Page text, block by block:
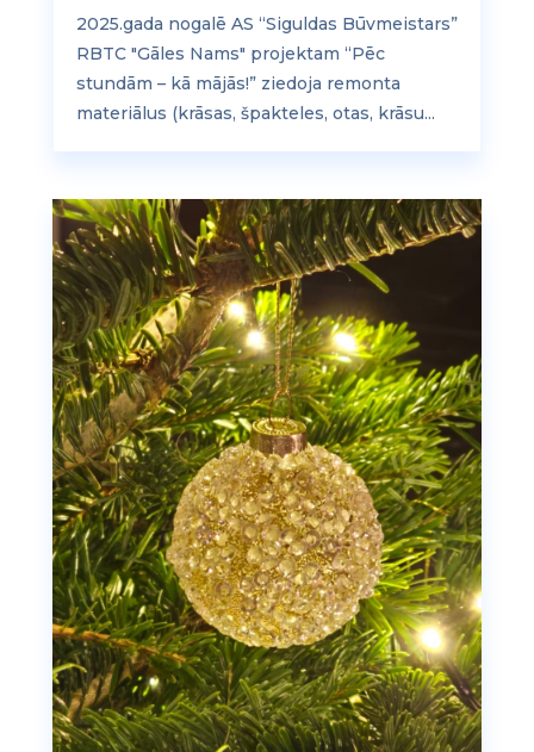
2025.gada nogalē AS “Siguldas Būvmeistars”
RBTC "Gāles Nams" projektam “Pēc
stundām – kā mājās!” ziedoja remonta
materiālus (krāsas, špakteles, otas, krāsu...